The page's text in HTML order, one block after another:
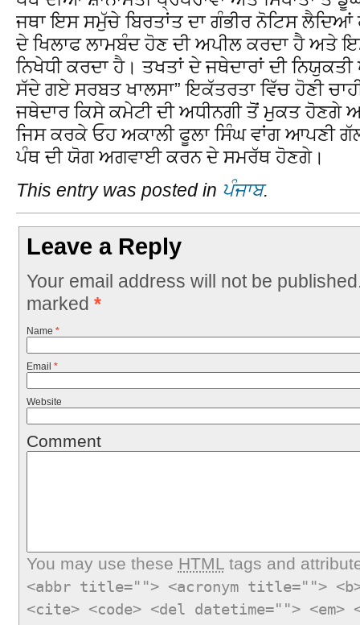
ਜਥਾ ਇਸ ਸਮੁੱਚੇ ਬਿਰਤਾਂਤ ਦਾ ਗੰਭੀਰ ਨੋਟਿਸ
ਦੇ ਖਿਲਾਫ ਲਾਮਬੰਦ ਹੋਣ ਦੀ ਅਪੀਲ ਕਰਦਾ ਹੈ ਅਤੇ
ਨਿਖੇਧੀ ਕਰਦਾ ਹੈ। ਤਖਤਾਂ ਦੇ ਜਥੇਦਾਰਾਂ ਦੀ
ਸੱਦੇ ਗਏ ਸਰਬਤ ਖਾਲਸਾ” ਇਕੱਤਰਤਾ ਵਿੱਚ ਹੋਣੀ
ਜਥੇਦਾਰ ਕਿਸੇ ਕਮੇਟੀ ਦੀ ਅਧੀਨਗੀ ਤੋਂ ਮੁਕਤ ਹੋਣਗੇ
ਜਿਸ ਕਰਕੇ ਓਹ ਅਕਾਲੀ ਫੂਲਾ ਸਿੰਘ ਵਾਂਗ ਆਪਣੀ
ਪੰਥ ਦੀ ਯੋਗ ਅਗਵਾਈ ਕਰਨ ਦੇ ਸਮਰੱਥ ਹੋਣਗੇ।
This entry was posted in ਪੰਜਾਬ.
Leave a Reply
Your email address will not be
marked *
Name *
Email *
Website
Comment
You may use these HTMLtags and
<abbr title=""> <acronym title="">
<cite> <code> <del datetime="">